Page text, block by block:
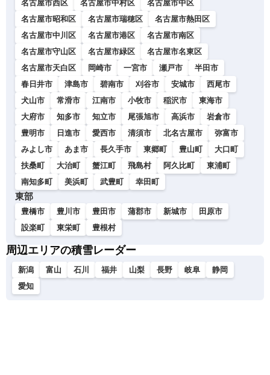
名古屋市西区
名古屋市中村区
名古屋市中区
名古屋市昭和区
名古屋市瑞穂区
名古屋市熱田区
名古屋市中川区
名古屋市港区
名古屋市南区
名古屋市守山区
名古屋市緑区
名古屋市名東区
名古屋市天白区
岡崎市 一宮市 瀬戸市
半田市
春日井市
津島市 碧南市 刈谷市 安城市
西尾市
犬山市
常滑市 江南市 小牧市 稲沢市
東海市
大府市
知多市 知立市 尾張旭市 高浜市
岩倉市
豊明市
日進市 愛西市 清須市 北名古屋市
弥富市
みよし市
あま市 長久手市 東郷町 豊山町
大口町
扶桑町
大治町 蟹江町 飛島村 阿久比町
東浦町
南知多町
美浜町 武豊町 幸田町
東部
豊橋市 豊川市 豊田市 蒲郡市 新城市
田原市
設楽町
東栄町 豊根村
周辺エリアの積雪レーダー
新潟 富山 石川 福井 山梨 長野 岐阜
静岡
愛知